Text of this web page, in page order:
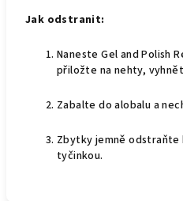
Jak odstranit:
Naneste Gel and Polish
přiložte na nehty,
Zabalte do alobalu a
Zbytky jemně
tyčinkou.